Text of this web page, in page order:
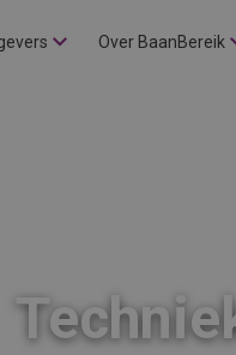
Over BaanBereik